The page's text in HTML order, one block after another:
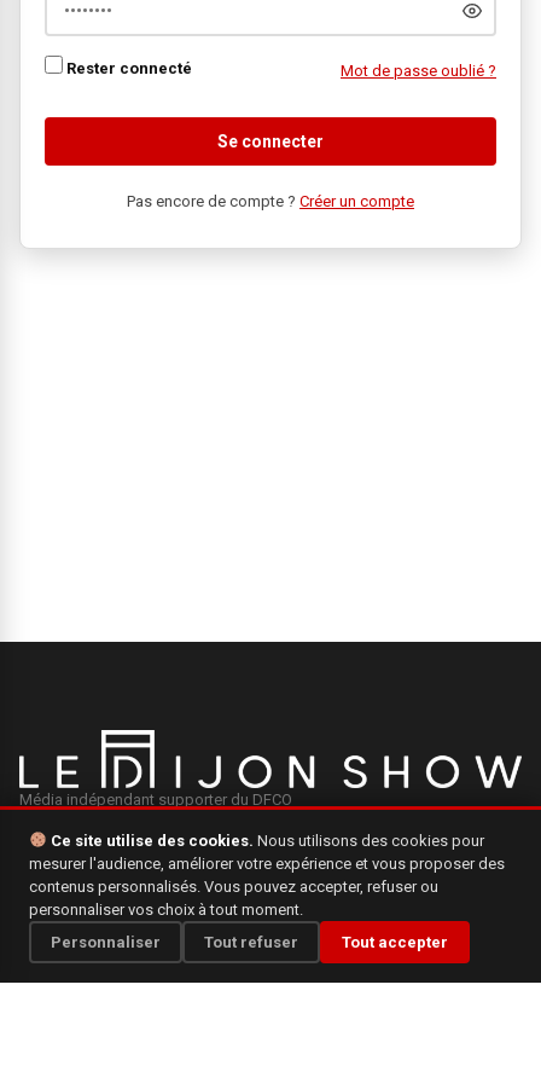
Rester connecté Mot de passe oublié ?
Se connecter
Pas encore de compte ? Créer un compte
Média indépendant supporter du DFCO
INFORMATIONS
Mentions légales
Qui sommes-nous ?
Ce site utilise des cookies. Nous utilisons des cookies pour
mesurer l'audience, améliorer votre expérience et vous proposer des
contenus personnalisés. Vous pouvez accepter, refuser ou
personnaliser vos choix à tout moment.
Personnaliser
Tout refuser Tout accepter